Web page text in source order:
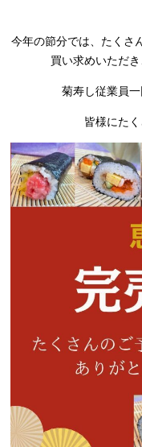
今年の節分では、たくさ
買い求めいただ
菊寿し従業員一
皆様にた